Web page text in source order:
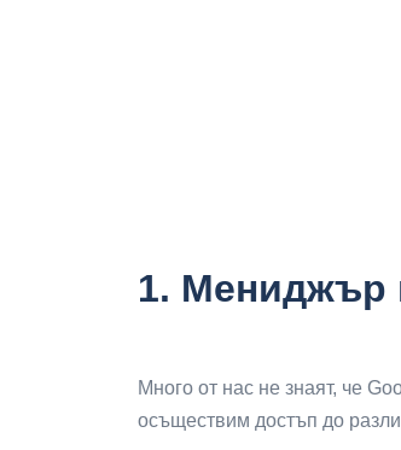
1. Мениджър
Много от нас не знаят, че
осъществим достъп до